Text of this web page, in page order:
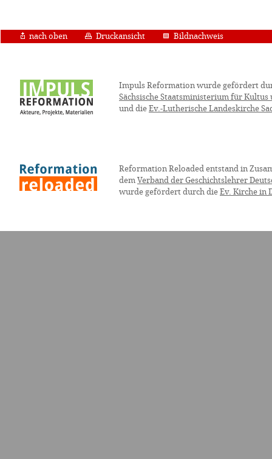
nach oben Druckansicht Bildnachweis
Impuls Reformation wurde gefördert
Sächsische Staatsministerium für Kultus
und die Ev.-Lutherische Landeskirche
Reformation Reloaded entstand in
dem Verband der Geschichtslehrer
wurde gefördert durch die Ev. Kirche in